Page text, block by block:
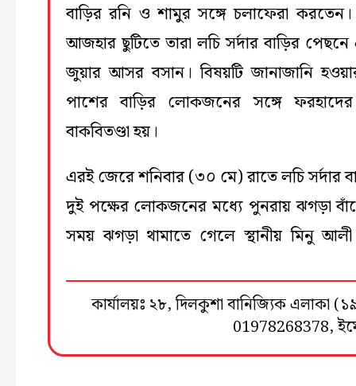
বাড়ির রনি ও শামুর সঙ্গে চলাফেরা
আজহার ছুটিতে তারা লচি সর্দার বাড়ির
জুয়ার আসর বসান। বিষয়টি জানাজানি
পাশের বাড়ির লোকজনের সঙ্গে ফরহাদের
বাকবিতণ্ডা হয়।
এরই জেরে শনিবার (৩০ মে) রাতে লচি সর্দার
দুই পক্ষের লোকজনের মধ্যে পুনরায় ঝগড়া
সময় ঝগড়া থামাতে গেলে স্থানীয় মিনু আলী
কার্যালয়ঃ ২৮, দিলকুশা বানিজ্যিক
01978268378,